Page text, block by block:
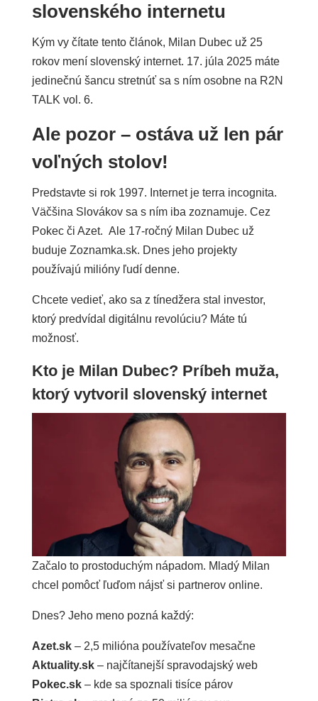
slovenského internetu
Kým vy čítate tento článok, Milan Dubec už 25
rokov mení slovenský internet. 17. júla 2025 máte
jedinečnú šancu stretnúť sa s ním osobne na R2N
TALK vol. 6.
Ale pozor – ostáva už len pár
voľných stolov!
Predstavte si rok 1997. Internet je terra incognita.
Väčšina Slovákov sa s ním iba zoznamuje. Cez
Pokec či Azet. Ale 17-ročný Milan Dubec už
buduje Zoznamka.sk. Dnes jeho projekty
používajú milióny ľudí denne.
Chcete vedieť, ako sa z tínedžera stal investor,
ktorý predvídal digitálnu revolúciu? Máte tú
možnosť.
Kto je Milan Dubec? Príbeh muža,
ktorý vytvoril slovenský internet
Začalo to prostoduchým nápadom. Mladý Milan
chcel pomôcť ľuďom nájsť si partnerov online.
Dnes? Jeho meno pozná každý:
Azet.sk– 2,5 milióna používateľov mesačne
Aktuality.sk– najčítanejší spravodajský web
Pokec.sk– kde sa spoznali tisíce párov